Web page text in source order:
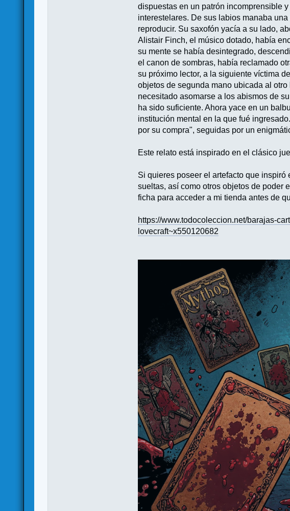
dispuestas en un patrón incomprensible
interestelares. De sus labios manaba
reproducir. Su saxofón yacía a su lado,
Alistair Finch, el músico dotado, había
su mente se había desintegrado,
el canon de sombras, había reclamado
su próximo lector, a la siguiente víctima
objetos de segunda mano ubicada al
necesitado asomarse a los abismos de
ha sido suficiente. Ahora yace en un
institución mental en la que fué
por su compra", seguidas por un
Este relato está inspirado en el clásico
Si quieres poseer el artefacto que
sueltas, así como otros objetos de poder
ficha para acceder a mi tienda antes de
https://www.todocoleccion.net/barajas-
lovecraft~x550120682